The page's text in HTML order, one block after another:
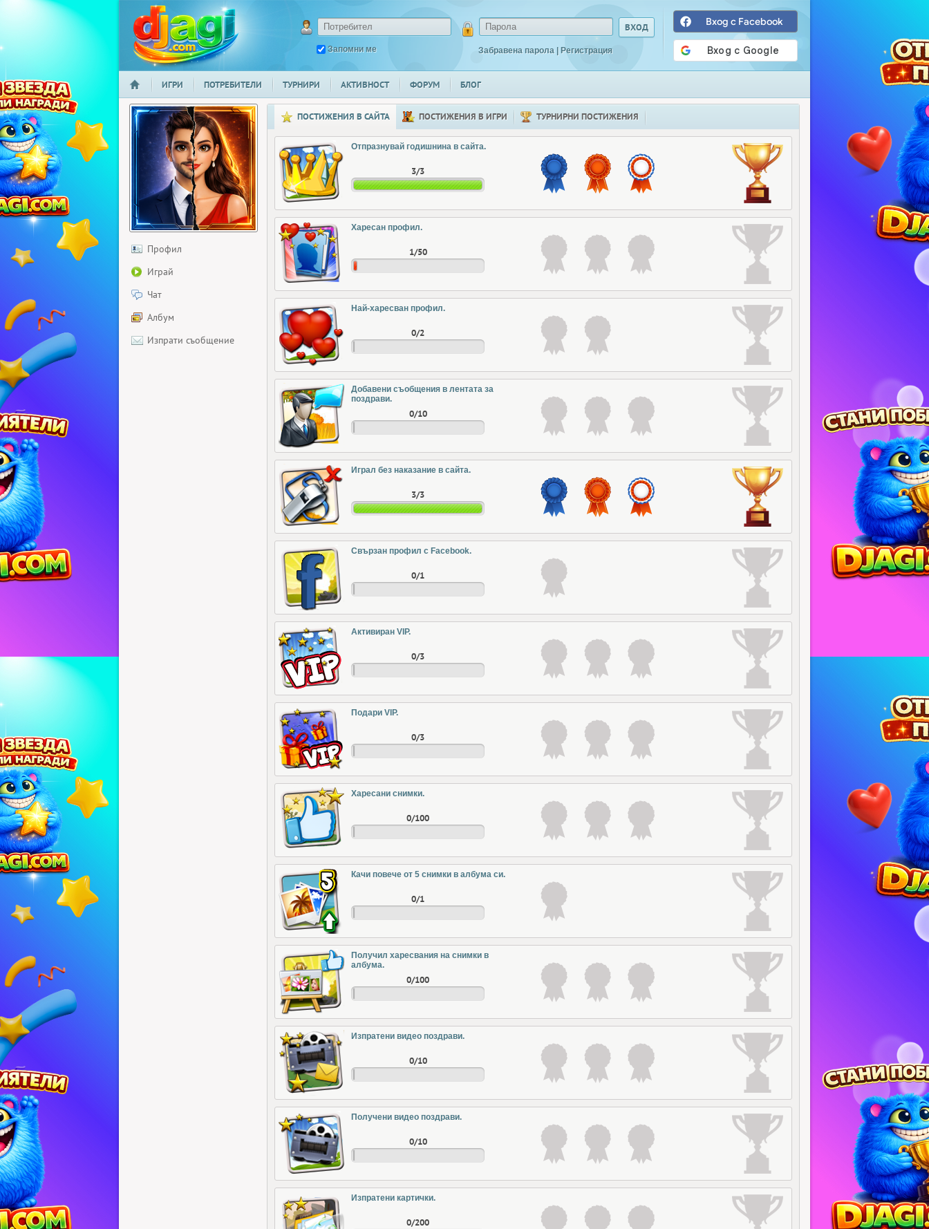
djagi.com
Запомни ме Забравена парола | Регистрация
Вход с Facebook
НАЧАЛО
ИГРИ ПОТРЕБИТЕЛИ ТУРНИРИ АКТИВНОСТ ФОРУМ БЛОГ
Профил
Играй
Чат
Албум
Изпрати съобщение
ПОСТИЖЕНИЯ В САЙТА ПОСТИЖЕНИЯ В ИГРИ ТУРНИРНИ ПОСТИЖЕНИЯ
Отпразнувай годишнина в сайта.
3/3
Харесан профил.
1/50
Най-харесван профил.
0/2
Добавени съобщения в лентата за
поздрави.
0/10
Играл без наказание в сайта.
3/3
Свързан профил с Facebook.
0/1
Активиран VIP.
0/3
Подари VIP.
0/3
Харесани снимки.
0/100
Качи повече от 5 снимки в албума си.
0/1
Получил харесвания на снимки в
албума.
0/100
Изпратени видео поздрави.
0/10
Получени видео поздрави.
0/10
Изпратени картички.
0/200